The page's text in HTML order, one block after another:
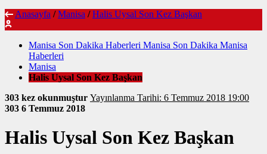
Anasayfa / Manisa / Halis Uysal Son Kez Başkan
Manisa Son Dakika Haberleri Manisa Son Dakika Manisa
Haberleri
Manisa
Halis Uysal Son Kez Başkan
303 kez okunmuştur Yayınlanma Tarihi: 6 Temmuz 2018 19:00
303 6 Temmuz 2018
Halis Uysal Son Kez Başkan